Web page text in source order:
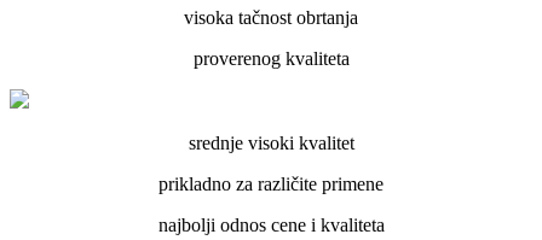
visoka tačnost obrtanja
proverenog kvaliteta
srednje visoki kvalitet
prikladno za različite primene
najbolji odnos cene i kvaliteta